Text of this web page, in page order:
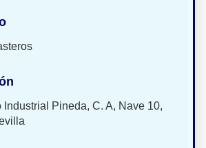
Industrial Pineda, C. A, Nave 10,